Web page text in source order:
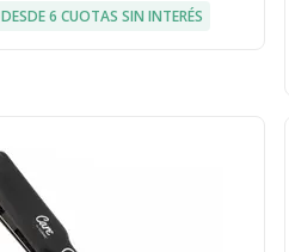
DESDE 6 CUOTAS SIN INTERÉS